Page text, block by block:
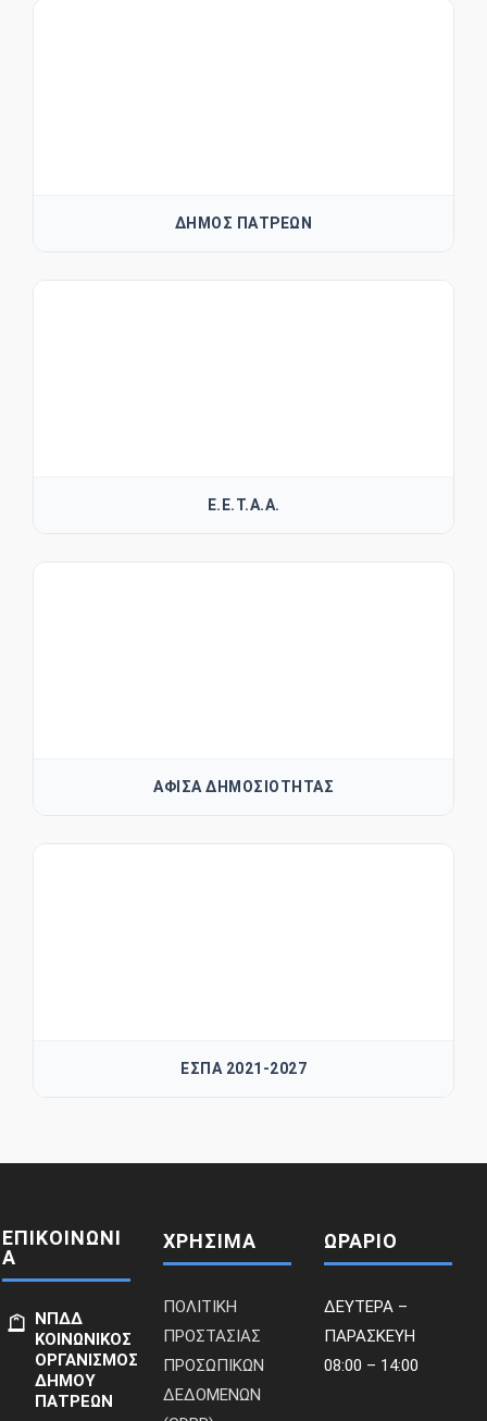
ΔΗΜΟΣ ΠΑΤΡΕΩΝ
Ε.Ε.Τ.Α.Α.
ΑΦΙΣΑ ΔΗΜΟΣΙΟΤΗΤΑΣ
ΕΣΠΑ 2021-2027
ΕΠΙΚΟΙΝΩΝΙ
Α
ΝΠΔΔ
ΚΟΙΝΩΝΙΚΟΣ
ΟΡΓΑΝΙΣΜΟΣ
ΔΗΜΟΥ
ΠΑΤΡΕΩΝ
ΧΡΗΣΙΜΑ
ΠΟΛΙΤΙΚΗ
ΠΡΟΣΤΑΣΙΑΣ
ΠΡΟΣΩΠΙΚΩΝ
ΔΕΔΟΜΕΝΩΝ
ΩΡΑΡΙΟ
ΔΕΥΤΕΡΑ –
ΠΑΡΑΣΚΕΥΗ
08:00 – 14:00